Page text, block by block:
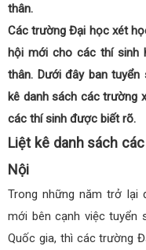
thân.
Các trường Đại học xét
hội mới cho các thí sinh
thân. Dưới đây ban tuyển
kê danh sách các trường
các thí sinh được biết rõ.
Liệt kê danh sách
Nội
Trong những năm trở lại
mới bên cạnh việc tuyển
Quốc gia, thì các trường